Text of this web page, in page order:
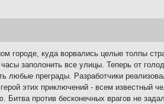
городе, куда ворвались целые толпы
заполонить все улицы. Теперь от
любые преграды. Разработчики
этих приключений - всем известный
Битва против бесконечных врагов не